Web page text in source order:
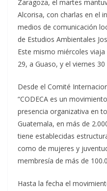
Zaragoza, el martes
Alcorisa, con charlas en el
medios de comunicación
de Estudios Ambientales
Este mismo miércoles
29, a Guaso, y el viernes
Desde el Comité
“CODECA es un
presencia organizativa en
Guatemala, en más de
tiene establecidas
como de mujeres y
membresía de más de
Hasta la fecha el